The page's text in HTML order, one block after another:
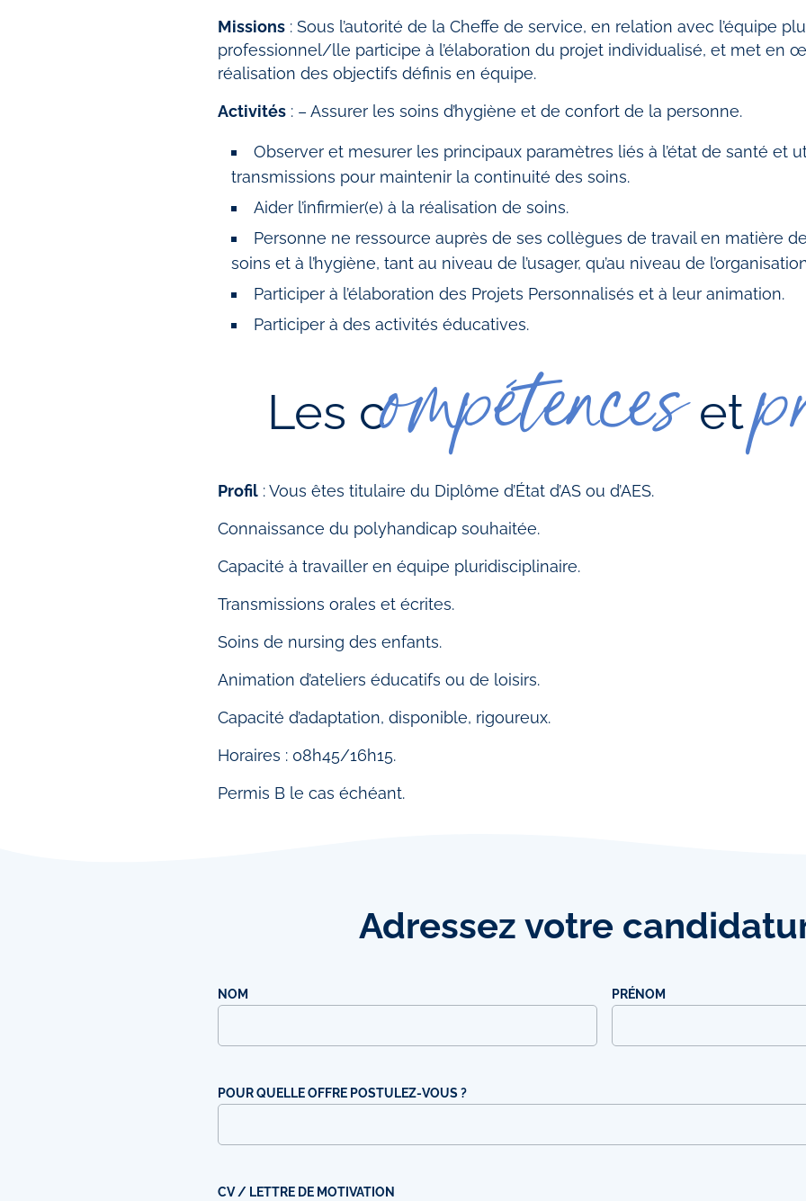
Missions : Sous l’autorité de la Cheffe de service, en relation avec l’équipe
professionnel/lle participe à l’élaboration du projet individualisé, et met en
réalisation des objectifs définis en équipe.
Activités : – Assurer les soins d’hygiène et de confort de la personne.
Observer et mesurer les principaux paramètres liés à l’état de santé et
transmissions pour maintenir la continuité des soins.
Aider l’infirmier(e) à la réalisation de soins.
Personne ne ressource auprès de ses collègues de travail en matière
soins et à l’hygiène, tant au niveau de l’usager, qu’au niveau de
Participer à l’élaboration des Projets Personnalisés et à leur animation.
Participer à des activités éducatives.
Les compétenceset
Profil : Vous êtes titulaire du Diplôme d’État d’AS ou d’AES.
Connaissance du polyhandicap souhaitée.
Capacité à travailler en équipe pluridisciplinaire.
Transmissions orales et écrites.
Soins de nursing des enfants.
Animation d’ateliers éducatifs ou de loisirs.
Capacité d’adaptation, disponible, rigoureux.
Horaires : 08h45/16h15.
Permis B le cas échéant.
Adressez votre
NOM PRÉNOM
POUR QUELLE OFFRE POSTULEZ-VOUS ?
CV / LETTRE DE MOTIVATION